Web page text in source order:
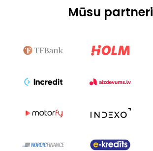
Mūsu partneri